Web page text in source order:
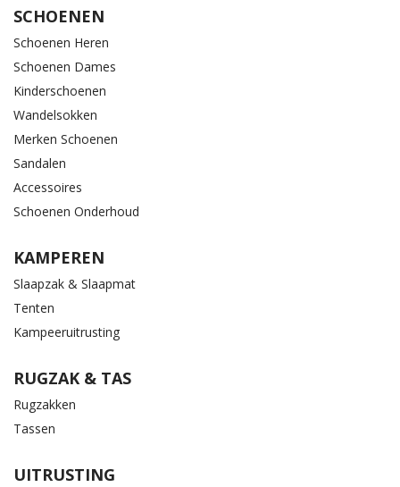
SCHOENEN
Schoenen Heren
Schoenen Dames
Kinderschoenen
Wandelsokken
Merken Schoenen
Sandalen
Accessoires
Schoenen Onderhoud
KAMPEREN
Slaapzak & Slaapmat
Tenten
Kampeeruitrusting
RUGZAK & TAS
Rugzakken
Tassen
UITRUSTING